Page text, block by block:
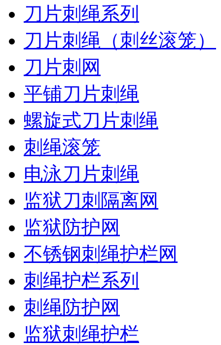
刀片刺绳系列
刀片刺绳（刺丝滚笼）
刀片刺网
平铺刀片刺绳
螺旋式刀片刺绳
刺绳滚笼
电泳刀片刺绳
监狱刀刺隔离网
监狱防护网
不锈钢刺绳护栏网
刺绳护栏系列
刺绳防护网
监狱刺绳护栏